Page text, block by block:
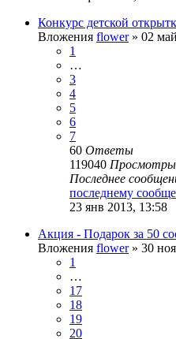
Конкурс детской
Вложения flower» 02
1
…
3
4
5
6
7
60 Ответы
119040 Просмотры
Последнее
последнему
23 янв 2013, 13:58
Акция - Подарок за 50
Вложения flower» 30
1
…
17
18
19
20